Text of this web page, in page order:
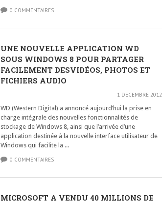
0 COMMENTAIRES
UNE NOUVELLE APPLICATION WD
SOUS WINDOWS 8 POUR PARTAGER
FACILEMENT DESVIDÉOS, PHOTOS ET
FICHIERS AUDIO
1 DÉCEMBRE 2012
WD (Western Digital) a annoncé aujourd’hui la prise en
charge intégrale des nouvelles fonctionnalités de
stockage de Windows 8, ainsi que l’arrivée d’une
application destinée à la nouvelle interface utilisateur de
Windows qui facilite la ...
0 COMMENTAIRES
MICROSOFT A VENDU 40 MILLIONS DE